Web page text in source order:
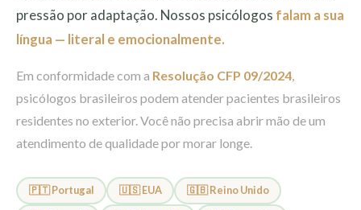
pressão por adaptação. Nossos psicólogos falam a sua
língua — literal e emocionalmente.
Em conformidade com a Resolução CFP 09/2024,
psicólogos brasileiros podem atender pacientes brasileiros
residentes no exterior. Você não precisa abrir mão de um
atendimento de qualidade por morar longe.
🇵🇹 Portugal 🇺🇸 EUA 🇬🇧 Reino Unido